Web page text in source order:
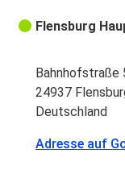
Flensburg
Bahnhofstraße
24937
Deutschland
Adresse auf